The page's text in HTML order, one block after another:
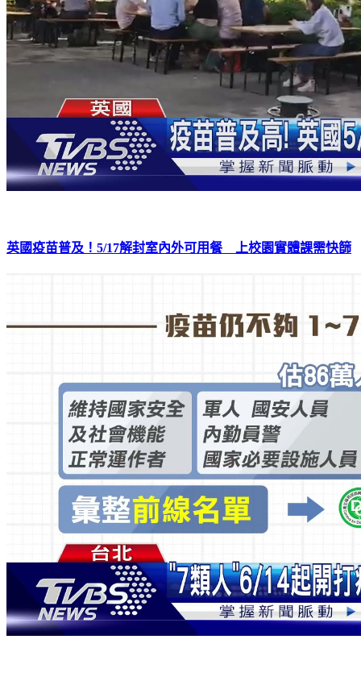
英國疫苗普及！5/17解封室內外可用餐 上校園實體課需快篩